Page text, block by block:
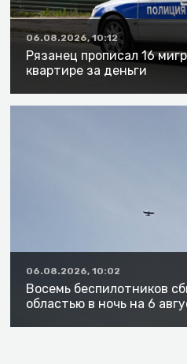
06.08.2026, 10:12
Рязанец прописал 16
квартире за деньги
06.08.2026, 10:02
Восемь беспилотников
областью в ночь на 6